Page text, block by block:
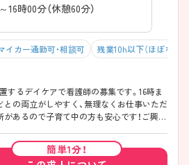
16時00分（休憩60分）
イカー通勤可・相談可 残業10h以下（ほぼなし）
するデイケアで看護師の募集です。16時ま
との両立がしやすく、無理なくお仕事いただ
あるので子育て中の方も安心です！ご興味
簡単1分！